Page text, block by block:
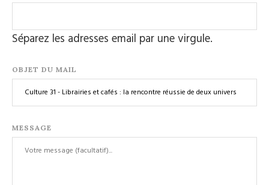
Séparez les adresses email par une virgule.
OBJET DU MAIL
MESSAGE